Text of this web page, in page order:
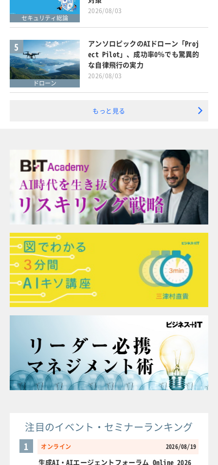
セキュリティ総論
2026/08/03
5
ドローン
アンソロピックのAIドローン「Proj
ect Pilot」、成功率0％でも驚異的
な自律飛行の実力
2026/08/03
もっと見る
注目のイベント・セミナーランキング
オンライン 2026/08/19
1
生成AI・AIエージェントフォーラム Online 2026